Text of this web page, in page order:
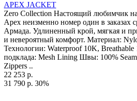
APEX JACKET
Zero Collection Настоящий любимчик
Apex неизменно номер один в заказах
Армада. Удлиненный крой, мягкая и
и невероятный комфорт. Материал:
Технологии: Waterproof 10K,
подклада: Mesh Lining Швы: 100%
Zippers ..
22 253 р.
31 790 р. 30%